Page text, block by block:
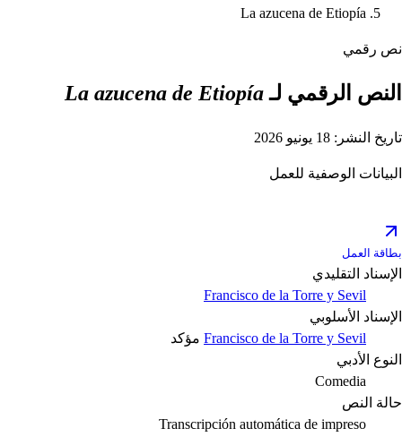
La azucena de Etiopía
نص رقمي
النص الرقمي لـLa azucena de Etiopía
تاريخ النشر: 18 يونيو 2026
البيانات الوصفية للعمل
بطاقة العمل
الإسناد التقليدي
Francisco de la Torre y Sevil
الإسناد الأسلوبي
Francisco de la Torre y Sevil مؤكد
النوع الأدبي
Comedia
حالة النص
Transcripción automática de impreso